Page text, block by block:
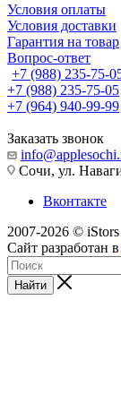
Условия оплаты
Условия доставки
Гарантия на товар
Вопрос-ответ
+7 (988) 235-75-
+7 (988) 235-75-05
+7 (964) 940-99-99
Заказать звонок
Сочи, ул.
Вконтакте
2007-2026 ©
Сайт разработан в
Найти